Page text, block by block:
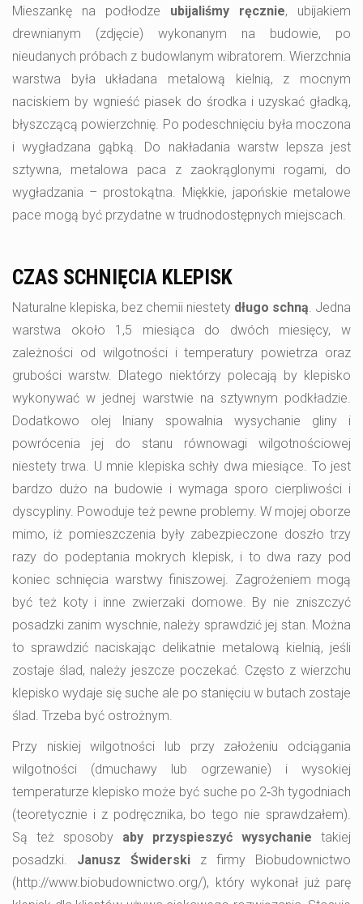
Mieszankę na podłodze ubijaliśmy ręcznie, ubijakiem
drewnianym (zdjęcie) wykonanym na budowie, po
nieudanych próbach z budowlanym wibratorem. Wierzchnia
warstwa była układana metalową kielnią, z mocnym
naciskiem by wgnieść piasek do środka i uzyskać gładką,
błyszczącą powierzchnię. Po podeschnięciu była moczona
i wygładzana gąbką. Do nakładania warstw lepsza jest
sztywna, metalowa paca z zaokrąglonymi rogami, do
wygładzania – prostokątna. Miękkie, japońskie metalowe
pace mogą być przydatne w trudnodostępnych miejscach.
CZAS SCHNIĘCIA KLEPISK
Naturalne klepiska, bez chemii niestety długo schną. Jedna
warstwa około 1,5 miesiąca do dwóch miesięcy, w
zależności od wilgotności i temperatury powietrza oraz
grubości warstw. Dlatego niektórzy polecają by klepisko
wykonywać w jednej warstwie na sztywnym podkładzie.
Dodatkowo olej lniany spowalnia wysychanie gliny i
powrócenia jej do stanu równowagi wilgotnościowej
niestety trwa. U mnie klepiska schły dwa miesiące. To jest
bardzo dużo na budowie i wymaga sporo cierpliwości i
dyscypliny. Powoduje też pewne problemy. W mojej oborze
mimo, iż pomieszczenia były zabezpieczone doszło trzy
razy do podeptania mokrych klepisk, i to dwa razy pod
koniec schnięcia warstwy finiszowej. Zagrożeniem mogą
być też koty i inne zwierzaki domowe. By nie zniszczyć
posadzki zanim wyschnie, należy sprawdzić jej stan. Można
to sprawdzić naciskając delikatnie metalową kielnią, jeśli
zostaje ślad, należy jeszcze poczekać. Często z wierzchu
klepisko wydaje się suche ale po stanięciu w butach zostaje
ślad. Trzeba być ostrożnym.
Przy niskiej wilgotności lub przy założeniu odciągania
wilgotności (dmuchawy lub ogrzewanie) i wysokiej
temperaturze klepisko może być suche po 2‑3h tygodniach
(teoretycznie i z podręcznika, bo tego nie sprawdzałem).
Są też sposoby aby przyspieszyć wysychanie takiej
posadzki. Janusz Świderski z firmy Biobudownictwo
(http://www.biobudownictwo.org/), który wykonał już parę